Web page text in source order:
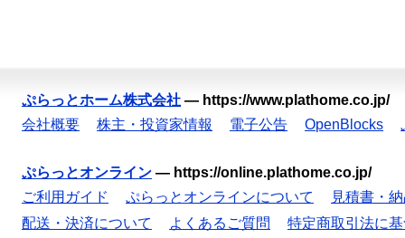
ぷらっとホーム株式会社 — https://www.plathome.co.jp/
会社概要
株主・投資家情報 電子公告 OpenBlocks
ぷらっとオンライン — https://online.plathome.co.jp/
ご利用ガイド
ぷらっとオンラインについて
見積書・
配送・決済について
よくあるご質問
特定商取引法に